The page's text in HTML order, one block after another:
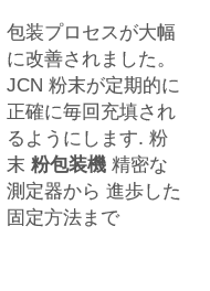
包装プロセスが大幅
に改善されました。
JCN 粉末が定期的に
正確に毎回充填され
るようにします. 粉
末 粉包装機 精密な
測定器から 進歩した
固定方法まで